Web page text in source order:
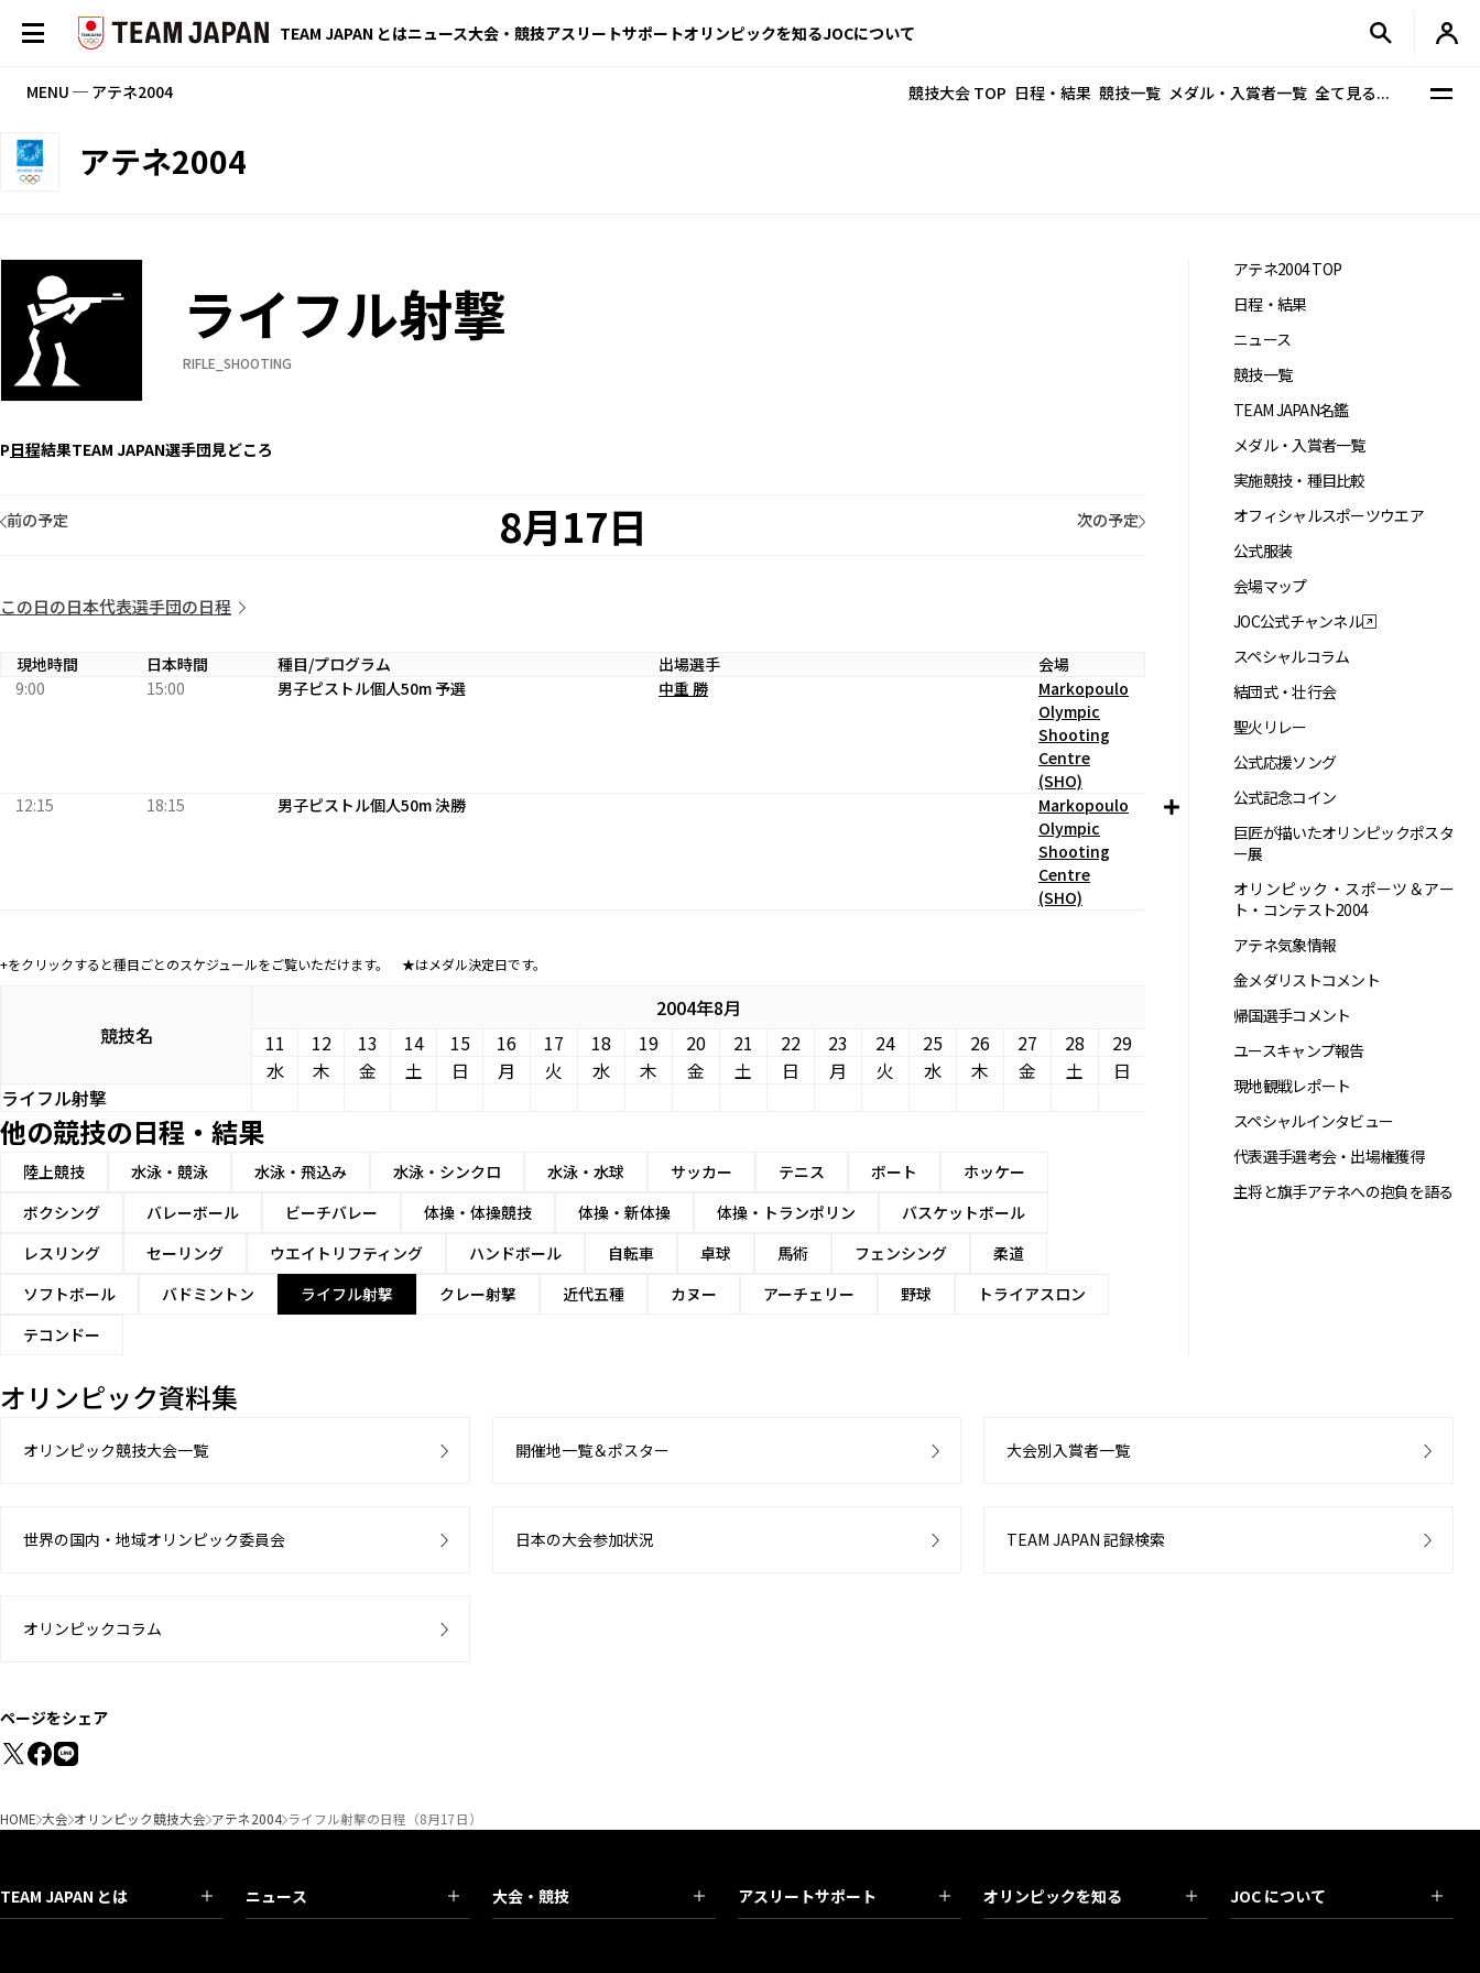
TEAM JAPAN とはニュース大会・競技アスリートサポートオリンピックを知るJOCについて
MENU ─ アテネ2004 競技大会 TOP 日程・結果 競技一覧 メダル・入賞者一覧 全て見る...
アテネ2004
ライフル射撃
RIFLE_SHOOTING
日程結果TEAM JAPAN選手団見どころ
8月17日
前の予定 次の予定
この日の日本代表選手団の日程
現地時間 日本時間 種目/プログラム 出場選手
会場
9:00
15:00 男子ピストル個人50m 予選 中重 勝
Markopoulo
Olympic
Shooting
Centre
(SHO)
12:15
18:15 男子ピストル個人50m 決勝
Markopoulo
Olympic
Shooting
Centre
(SHO)
+をクリックすると種目ごとのスケジュールをご覧いただけます。 ★はメダル決定日です。
競技名
2004年8月
11
12 13 14 15 16 17 18 19 20 21 22 23 24 25 26 27 28
29
水
木 金 土 日 月 火 水 木 金 土 日 月 火 水 木 金 土
日
ライフル射撃
他の競技の日程・結果
陸上競技 水泳・競泳 水泳・飛込み 水泳・シンクロ 水泳・水球 サッカー テニス ボート
ホッケー
ボクシング
バレーボール ビーチバレー 体操・体操競技 体操・新体操 体操・トランポリン
バスケットボール
レスリング
セーリング ウエイトリフティング ハンドボール 自転車 卓球 馬術 フェンシング
柔道
ソフトボール
バドミントン ライフル射撃 クレー射撃 近代五種 カヌー アーチェリー 野球
トライアスロン
テコンドー
アテネ2004 TOP
日程・結果
ニュース
競技一覧
TEAM JAPAN名鑑
メダル・入賞者一覧
実施競技・種目比較
オフィシャルスポーツウエア
公式服装
会場マップ
JOC公式チャンネル
スペシャルコラム
結団式・壮行会
聖火リレー
公式応援ソング
公式記念コイン
巨匠が描いたオリンピックポスタ
ー展
オリンピック・スポーツ＆アー
ト・コンテスト2004
アテネ気象情報
金メダリストコメント
帰国選手コメント
ユースキャンプ報告
現地観戦レポート
スペシャルインタビュー
代表選手選考会・出場権獲得
主将と旗手アテネへの抱負を語る
オリンピック資料集
オリンピック競技大会一覧 開催地一覧＆ポスター 大会別入賞者一覧
世界の国内・地域オリンピック委員会 日本の大会参加状況 TEAM JAPAN 記録検索
オリンピックコラム
ページをシェア
HOME 大会 オリンピック競技大会 アテネ2004 ライフル射撃の日程（8月17日）
TEAM JAPAN とは ニュース 大会・競技 アスリートサポート オリンピックを知る JOC について